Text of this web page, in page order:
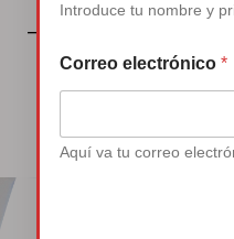
Tote Bag
Introduce tu nombre y
Correo electrónico *
Aquí va tu correo